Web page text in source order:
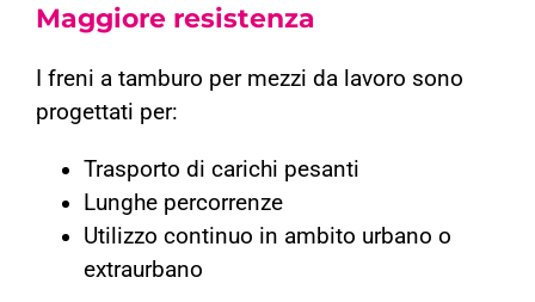
Maggiore resistenza
I freni a tamburo per mezzi da lavoro sono
progettati per:
Trasporto di carichi pesanti
Lunghe percorrenze
Utilizzo continuo in ambito urbano o
extraurbano